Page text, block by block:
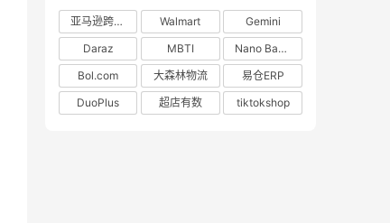
亚马逊跨境电商 Walmart
Gemini
Daraz
MBTI
Nano Banana
Bol.com
大森林物流
易仓ERP
DuoPlus
超店有数 tiktokshop